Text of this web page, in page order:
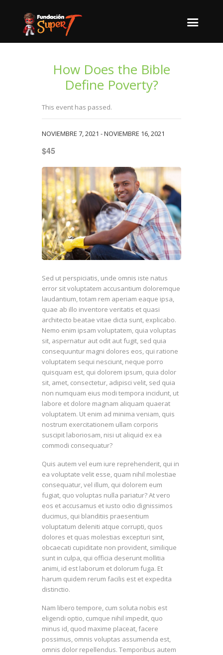
How Does the Bible
Define Poverty?
This event has passed.
NOVIEMBRE 7, 2021 -NOVIEMBRE 16, 2021
$45
Sed ut perspiciatis, unde omnis iste natus
error sit voluptatem accusantium doloremque
laudantium, totam rem aperiam eaque ipsa,
quae ab illo inventore veritatis et quasi
architecto beatae vitae dicta sunt, explicabo.
Nemo enim ipsam voluptatem, quia voluptas
sit, aspernatur aut odit aut fugit, sed quia
consequuntur magni dolores eos, qui ratione
voluptatem sequi nesciunt, neque porro
quisquam est, qui dolorem ipsum, quia dolor
sit, amet, consectetur, adipisci velit, sed quia
non numquam eius modi tempora incidunt, ut
labore et dolore magnam aliquam quaerat
voluptatem. Ut enim ad minima veniam, quis
nostrum exercitationem ullam corporis
suscipit laboriosam, nisi ut aliquid ex ea
commodi consequatur?
Quis autem vel eum iure reprehenderit, qui in
ea voluptate velit esse, quam nihil molestiae
consequatur, vel illum, qui dolorem eum
fugiat, quo voluptas nulla pariatur? At vero
eos et accusamus et iusto odio dignissimos
ducimus, qui blanditiis praesentium
voluptatum deleniti atque corrupti, quos
dolores et quas molestias excepturi sint,
obcaecati cupiditate non provident, similique
sunt in culpa, qui officia deserunt mollitia
animi, id est laborum et dolorum fuga. Et
harum quidem rerum facilis est et expedita
distinctio.
Nam libero tempore, cum soluta nobis est
eligendi optio, cumque nihil impedit, quo
minus id, quod maxime placeat, facere
possimus, omnis voluptas assumenda est,
omnis dolor repellendus. Temporibus autem